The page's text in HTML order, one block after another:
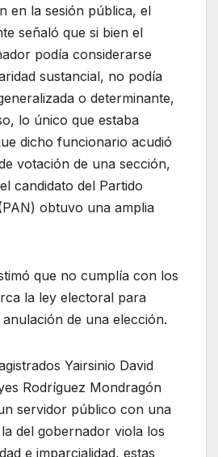
en la sesión pública, el
señaló que si bien el
podía considerarse
sustancial, no podía
o determinante,
lo único que estaba
dicho funcionario acudió
votación de una sección,
candidato del Partido
obtuvo una amplia
que no cumplía con los
la ley electoral para
de una elección.
Yairsinio David
Rodríguez Mondragón
servidor público con una
del gobernador viola los
e imparcialidad, estas